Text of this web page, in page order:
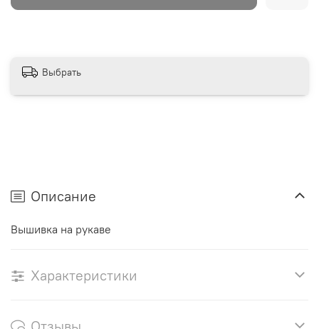
Выбрать
Описание
Вышивка на рукаве
Характеристики